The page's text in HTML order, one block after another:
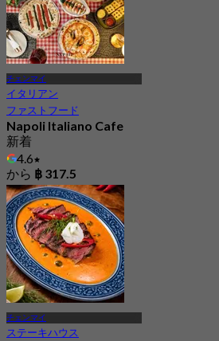
チェンマイ
イタリアン
ファストフード
Napoli Italiano Cafe
新着
4.6
から ฿ 317.5
チェンマイ
ステーキハウス